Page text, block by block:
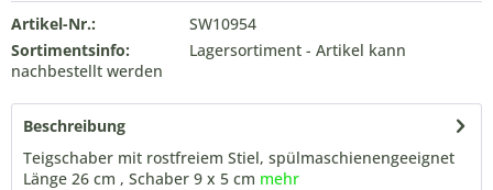
Artikel-Nr.:
SW10954
Sortimentsinfo:
Lagersortiment - Artikel kann
nachbestellt werden
Beschreibung
Teigschaber mit rostfreiem Stiel, spülmaschienengeeignet
Länge 26 cm , Schaber 9 x 5 cm mehr